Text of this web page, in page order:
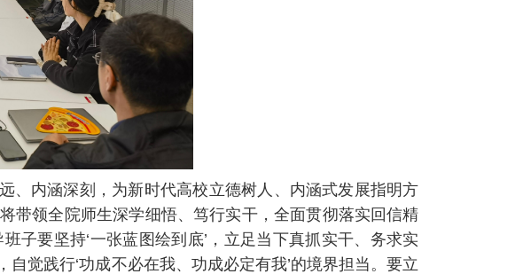
、内涵深刻，为新时代高校立德树人、内涵式发展指明方
带领全院师生深学细悟、笃行实干，全面贯彻落实回信精
子要坚持‘一张蓝图绘到底’，立足当下真抓实干、务求实
觉践行‘功成不必在我、功成必定有我’的境界担当。要立